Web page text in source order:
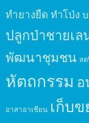
ทำยางยืด ทำโป่ง
ปลูกป่าชายเล
พัฒนาชุมชน สต
หัตถกรรม อ
อาสาอาเซียน เก็บข